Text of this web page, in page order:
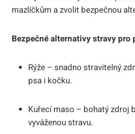
mazlíčkům a zvolit bezpečnou
Bezpečné alternativy stravy pro
Rýže – snadno stravitelný
psa i kočku.
Kuřecí maso – bohatý zdroj
vyváženou stravu.